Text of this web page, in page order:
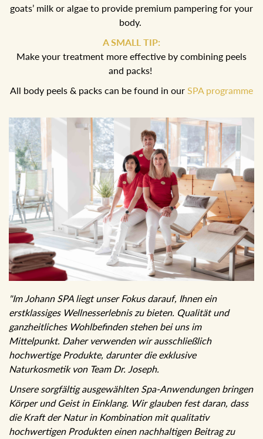
goats’ milk or algae to provide premium pampering for your
body.
A SMALL TIP:
Make your treatment more effective by combining peels
and packs!
All body peels & packs can be found in our SPA programme
"Im Johann SPA liegt unser Fokus darauf, Ihnen ein
erstklassiges Wellnesserlebnis zu bieten. Qualität und
ganzheitliches Wohlbefinden stehen bei uns im
Mittelpunkt. Daher verwenden wir ausschließlich
hochwertige Produkte, darunter die exklusive
Naturkosmetik von Team Dr. Joseph.
Unsere sorgfältig ausgewählten Spa-Anwendungen bringen
Körper und Geist in Einklang. Wir glauben fest daran, dass
die Kraft der Natur in Kombination mit qualitativ
hochwertigen Produkten einen nachhaltigen Beitrag zu